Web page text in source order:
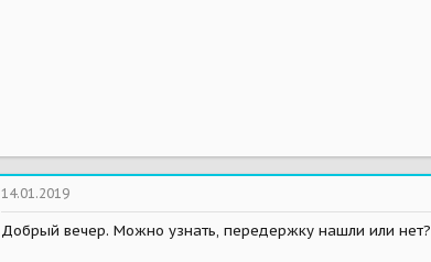
14.01.2019
Добрый вечер. Можно узнать, передержку нашли или нет?